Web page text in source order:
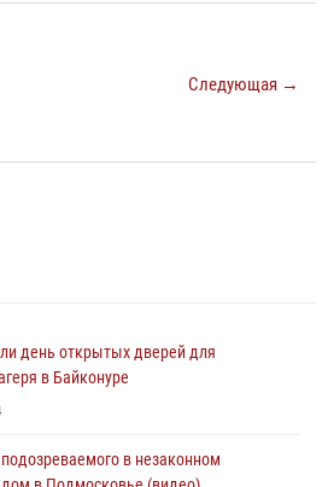
Следующая →
день открытых дверей для
в Байконуре
в незаконном